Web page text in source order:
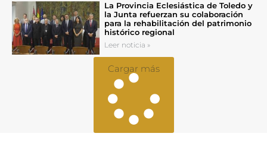
La Provincia Eclesiástica de Toledo y
la Junta refuerzan su colaboración
para la rehabilitación del patrimonio
histórico regional
Leer noticia »
Cargar más